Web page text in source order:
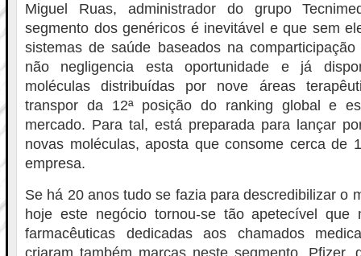
Miguel Ruas, administrador do grupo
segmento dos genéricos é inevitável e que sem
sistemas de saúde baseados na
não negligencia esta oportunidade e já
moléculas distribuídas por nove áreas
transpor da 12ª posição do ranking global e
mercado. Para tal, está preparada para lançar
novas moléculas, aposta que consome cerca de
empresa.
Se há 20 anos tudo se fazia para descredibilizar o
hoje este negócio tornou-se tão apetecível que
farmacêuticas dedicadas aos chamados
criaram também marcas neste segmento. Pfizer,